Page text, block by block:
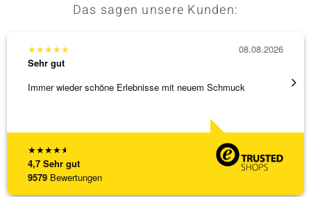
Das sagen unsere Kunden:
★★★★★
4,7 Sehr gut
9579 Bewertungen
★★★★★
Sehr gut
Immer wieder schöne Erlebnisse mit neuem Schmuck
08.08.2026